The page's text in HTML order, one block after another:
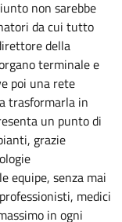
non sarebbe
da cui tutto
della
terminale e
poi una rete
trasformarla in
un punto di
grazie
equipe, senza mai
medici
in ogni